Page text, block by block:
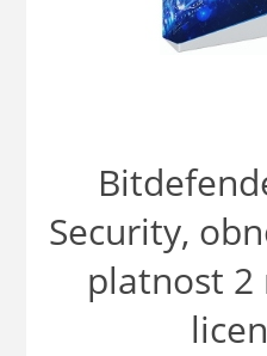
Security,
platnost 2